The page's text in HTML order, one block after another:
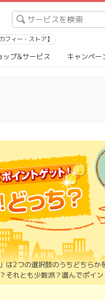
フィー・ストア】
ップ&サービス キャンペー
は2つの選択肢のうちどちら
それとも少数派？選んでポイ